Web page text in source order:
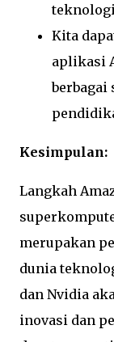
Kita
aplikasi
berbagai
Kesimpulan:
Langkah
merupakan
dunia
dan Nvidia
inovasi dan